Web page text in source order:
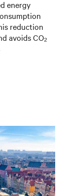
energy
reduction
avoids CO₂